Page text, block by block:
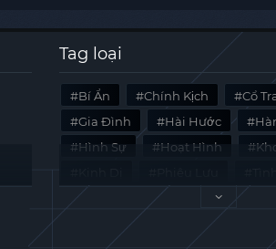
Tag loại
Bí Ẩn Chính Kịch
Cổ
Gia Đình
Hài Hước
Hình Sự
Hoạt Hình
Tài Liệu
Tâm Lý Viễn